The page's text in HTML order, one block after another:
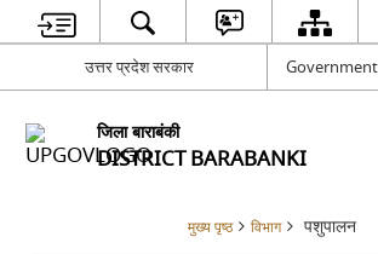
उत्तर प्रदेश सरकार
जिला बाराबंकी
DISTRICT BARABANKI
मुख्य पृष्ठ विभाग पशुपालन